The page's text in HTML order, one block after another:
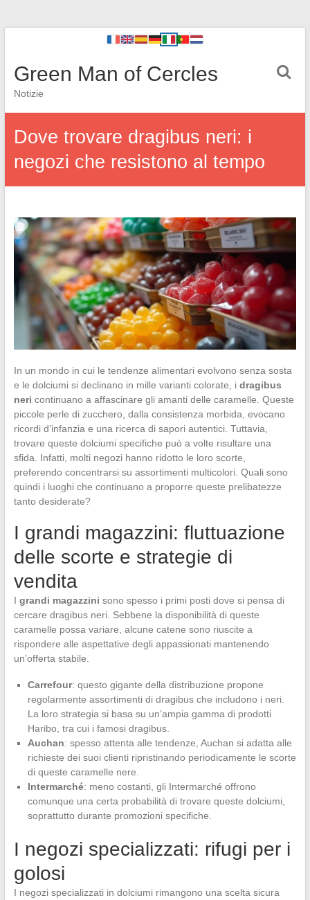
Green Man of Cercles
Notizie
Dove trovare dragibus neri: i
negozi che resistono al tempo
In un mondo in cui le tendenze alimentari evolvono senza sosta
e le dolciumi si declinano in mille varianti colorate, i dragibus
neri continuano a affascinare gli amanti delle caramelle. Queste
piccole perle di zucchero, dalla consistenza morbida, evocano
ricordi d’infanzia e una ricerca di sapori autentici. Tuttavia,
trovare queste dolciumi specifiche può a volte risultare una
sfida. Infatti, molti negozi hanno ridotto le loro scorte,
preferendo concentrarsi su assortimenti multicolori. Quali sono
quindi i luoghi che continuano a proporre queste prelibatezze
tanto desiderate?
I grandi magazzini: fluttuazione
delle scorte e strategie di
vendita
I grandi magazzini sono spesso i primi posti dove si pensa di
cercare dragibus neri. Sebbene la disponibilità di queste
caramelle possa variare, alcune catene sono riuscite a
rispondere alle aspettative degli appassionati mantenendo
un’offerta stabile.
Carrefour: questo gigante della distribuzione propone
regolarmente assortimenti di dragibus che includono i neri.
La loro strategia si basa su un’ampia gamma di prodotti
Haribo, tra cui i famosi dragibus.
Auchan: spesso attenta alle tendenze, Auchan si adatta alle
richieste dei suoi clienti ripristinando periodicamente le scorte
di queste caramelle nere.
Intermarché: meno costanti, gli Intermarché offrono
comunque una certa probabilità di trovare queste dolciumi,
soprattutto durante promozioni specifiche.
I negozi specializzati: rifugi per i
golosi
I negozi specializzati in dolciumi rimangono una scelta sicura